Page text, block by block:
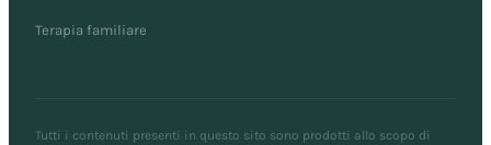
Terapia familiare
Tutti i contenuti presenti in questo sito sono prodotti allo scopo di